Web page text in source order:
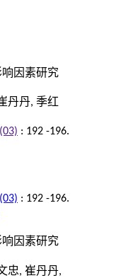
因素研究
丹丹, 季红
: 192 -196.
: 192 -196.
因素研究
忠, 崔丹丹,